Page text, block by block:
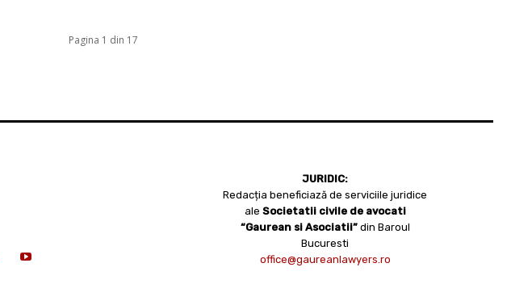
Pagina 1 din 17
JURIDIC:
Redacția beneficiază de serviciile juridice
ale Societatii civile de avocati
“Gaurean si Asociatii” din Baroul
Bucuresti
office@gaureanlawyers.ro